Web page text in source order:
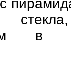
в